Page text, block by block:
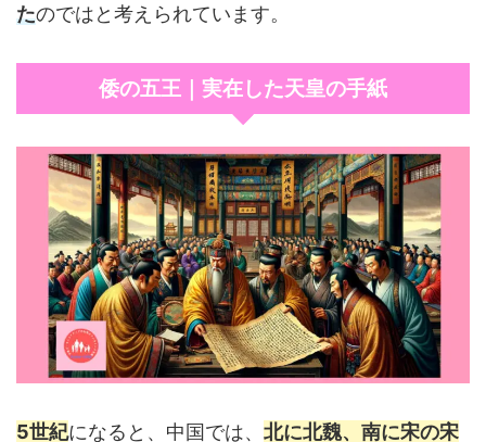
たのではと考えられています。
倭の五王｜実在した天皇の手紙
5世紀になると、中国では、 北に北魏、南に宋の宋